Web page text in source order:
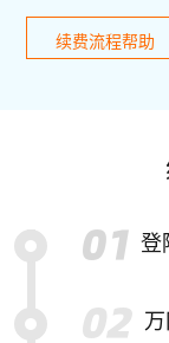
续费流程帮助
登